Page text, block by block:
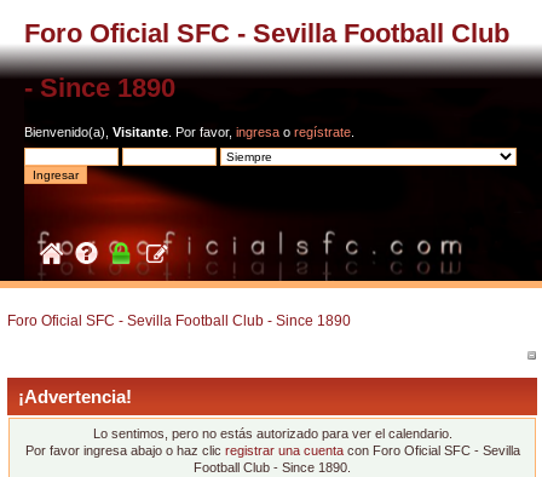
Foro Oficial SFC - Sevilla Football Club
- Since 1890
Bienvenido(a), Visitante . Por favor, ingresa o regístrate
Foro Oficial SFC - Sevilla Football Club - Since 1890
¡Advertencia!
Lo sentimos, pero no estás autorizado para ver el calendario.
Por favor ingresa abajo o haz clic registrar una cuentacon Foro Oficial SFC - Sevilla
Football Club - Since 1890.